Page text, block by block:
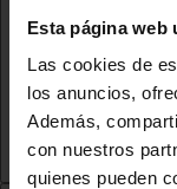
Esta página web
Las cookies de
los anuncios,
Además,
con nuestros
quienes pueden